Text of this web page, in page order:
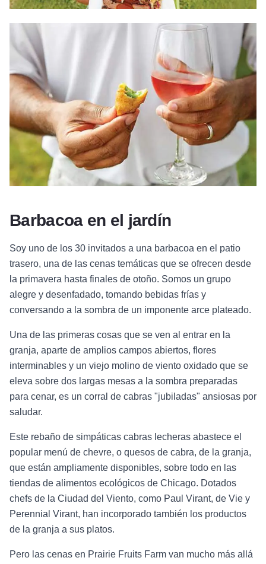
Barbacoa en el jardín
Soy uno de los 30 invitados a una barbacoa en el patio
trasero, una de las cenas temáticas que se ofrecen desde
la primavera hasta finales de otoño. Somos un grupo
alegre y desenfadado, tomando bebidas frías y
conversando a la sombra de un imponente arce plateado.
Una de las primeras cosas que se ven al entrar en la
granja, aparte de amplios campos abiertos, flores
interminables y un viejo molino de viento oxidado que se
eleva sobre dos largas mesas a la sombra preparadas
para cenar, es un corral de cabras "jubiladas" ansiosas por
saludar.
Este rebaño de simpáticas cabras lecheras abastece el
popular menú de chevre, o quesos de cabra, de la granja,
que están ampliamente disponibles, sobre todo en las
tiendas de alimentos ecológicos de Chicago. Dotados
chefs de la Ciudad del Viento, como Paul Virant, de Vie y
Perennial Virant, han incorporado también los productos
de la granja a sus platos.
Pero las cenas en Prairie Fruits Farm van mucho más allá